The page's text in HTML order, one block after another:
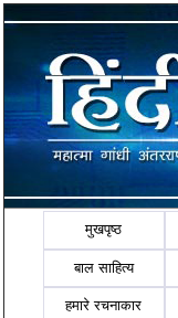
मुखपृष्ठ
बाल साहित्य
हमारे रचनाकार